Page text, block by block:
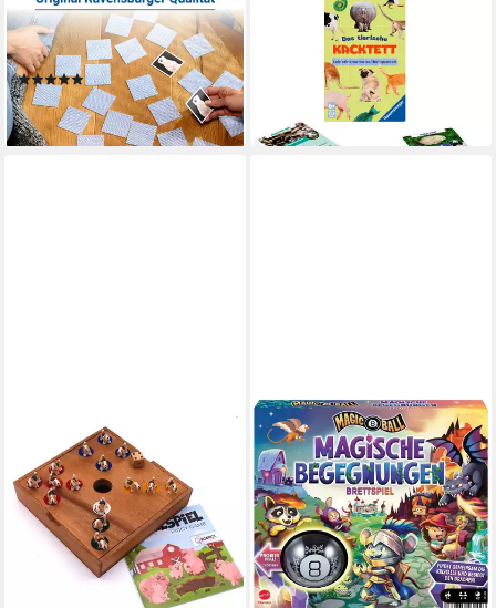
RAVENSBURGER
Spiel Tierbaby memory®,
Mitbringspiel, Made in Europe
(6)
ab 7,99 €
lieferbar - in 2-3 Werktagen bei dir
RAVENSBURGER
Spiel Das tierische Kacktett,
Kinderspiel, Made in Europe
ab 7,99 €
lieferbar - in 2-3 Werktagen bei dir